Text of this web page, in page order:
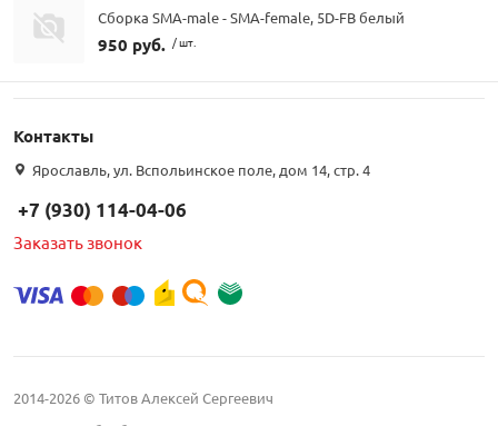
Сборка SMA-male - SMA-female, 5D-FB белый
950 руб. / шт.
Контакты
Ярославль, ул. Вспольинское поле, дом 14, стр. 4
+7 (930) 114-04-06
Заказать звонок
2014-2026 © Титов Алексей Сергеевич